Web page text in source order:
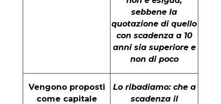
sebbene la
quotazione di quello
con scadenza a 10
anni sia superiore e
non di poco
Vengono proposti
come capitale
Lo ribadiamo: che a
scadenza il